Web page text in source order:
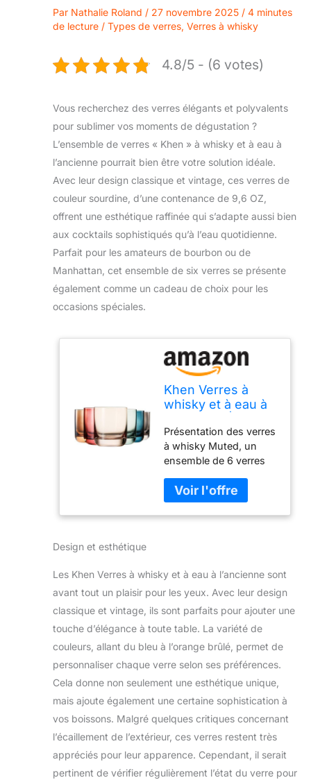
Par Nathalie Roland / 27 novembre 2025 / 4 minutes
de lecture / Types de verres, Verres à whisky
4.8/5 - (6 votes)
Vous recherchez des verres élégants et polyvalents
pour sublimer vos moments de dégustation ?
L’ensemble de verres « Khen » à whisky et à eau à
l’ancienne pourrait bien être votre solution idéale.
Avec leur design classique et vintage, ces verres de
couleur sourdine, d’une contenance de 9,6 OZ,
offrent une esthétique raffinée qui s’adapte aussi bien
aux cocktails sophistiqués qu’à l’eau quotidienne.
Parfait pour les amateurs de bourbon ou de
Manhattan, cet ensemble de six verres se présente
également comme un cadeau de choix pour les
occasions spéciales.
Khen Verres à
whisky et à eau à
Ensemble de 6 |
Verrerie classique
vintage de 9,6 OZ,
verre de couleur
sourdine pour
boissons,
cocktails, bourbon,
Présentation des verres
à whisky Muted, un
ensemble de 6 verres
et le style. Ces verres à
whisky mesurent 3,5
pouces de hauteur et
confortable et
sophistiquée. Avec une
capacité généreuse de
parfaits pour savourer
votre whisky, cocktail
ou toute autre liqueur
préférée de votre choix.
verres à whisky, c'est
leur superbe palette de
couleurs sourdes.
Chaque ensemble
comprend un bel
Design et esthétique
Les Khen Verres à whisky et à eau à l’ancienne sont
avant tout un plaisir pour les yeux. Avec leur design
classique et vintage, ils sont parfaits pour ajouter une
touche d’élégance à toute table. La variété de
couleurs, allant du bleu à l’orange brûlé, permet de
personnaliser chaque verre selon ses préférences.
Cela donne non seulement une esthétique unique,
mais ajoute également une certaine sophistication à
vos boissons. Malgré quelques critiques concernant
l’écaillement de l’extérieur, ces verres restent très
appréciés pour leur apparence. Cependant, il serait
pertinent de vérifier régulièrement l’état du verre pour